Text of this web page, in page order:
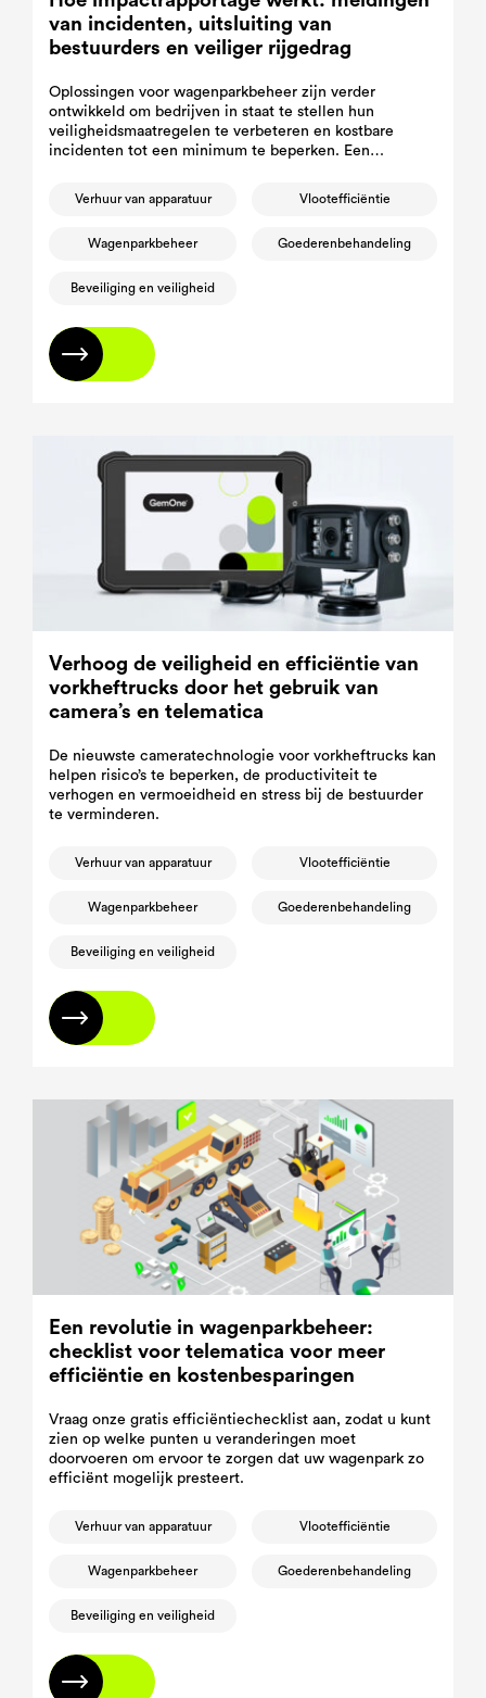
van incidenten, uitsluiting van
bestuurders en veiliger rijgedrag
Oplossingen voor wagenparkbeheer zijn verder
ontwikkeld om bedrijven in staat te stellen hun
veiligheidsmaatregelen te verbeteren en kostbare
incidenten tot een minimum te beperken. Een
voor wagenparkbeheer is de rapportage van ongevallen
Verhuur van apparatuur Vlootefficiëntie
Wagenparkbeheer Goederenbehandeling
Beveiliging en veiligheid
Lees meer
Verhoog de veiligheid en efficiëntie van
vorkheftrucks door het gebruik van
camera’s en telematica
De nieuwste cameratechnologie voor vorkheftrucks kan
helpen risico’s te beperken, de productiviteit te
verhogen en vermoeidheid en stress bij de bestuurder
te verminderen.
Verhuur van apparatuur Vlootefficiëntie
Wagenparkbeheer Goederenbehandeling
Beveiliging en veiligheid
Lees meer
Een revolutie in wagenparkbeheer:
checklist voor telematica voor meer
efficiëntie en kostenbesparingen
Vraag onze gratis efficiëntiechecklist aan, zodat u kunt
zien op welke punten u veranderingen moet
doorvoeren om ervoor te zorgen dat uw wagenpark zo
efficiënt mogelijk presteert.
Verhuur van apparatuur Vlootefficiëntie
Wagenparkbeheer Goederenbehandeling
Beveiliging en veiligheid
Lees meer